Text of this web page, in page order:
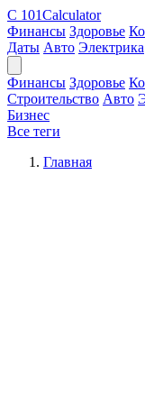
C 101Calculator
Финансы Здоровье
Даты Авто Электрика
Финансы Здоровье
Строительство Авто
Бизнес
Все теги
Главная